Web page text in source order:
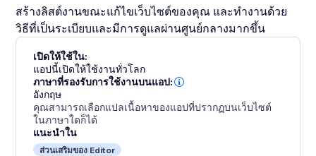
สร้างลิสต์งานขณะแก้ไขเว็บไซต์ของคุณ และทำงานด้วย
วิธีที่เป็นระเบียบและมีการดูแลผ่านศูนย์กลางมากขึ้น
เปิดให้ใช้ใน:
แอปนี้เปิดให้ใช้งานทั่วโลก
ภาษาที่รองรับการใช้งานบนแอป:
อังกฤษ
คุณสามารถเลือกแปลเนื้อหาของแอปที่ปรากฏบนเว็บไซต์
ในภาษาใดก็ได้
แนะนำใน
ส่วนเสริมของ Editor